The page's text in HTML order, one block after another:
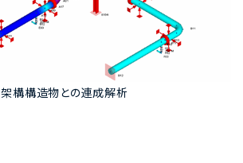
架構構造物との連成解析